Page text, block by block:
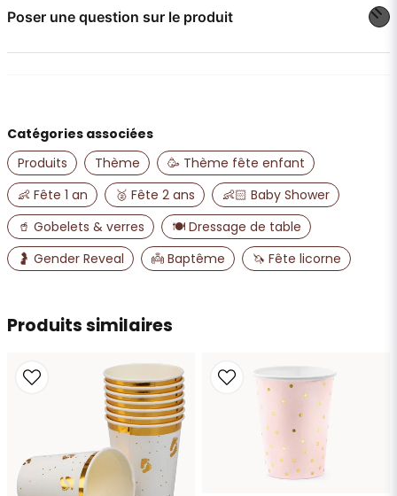
Poser une question sur le produit
name
Nom
email
Adresse e-mail
Oui, vous pouvez publier ma question
Envoyer la question
Produits similaires
Catégories associées
Produits
Thème
🥳 Thème fête enfant
👶 Fête 1 an
🥈 Fête 2 ans
👶🏻 Baby Shower
🥤 Gobelets & verres
🍽️ Dressage de table
🤰 Gender Reveal
👼 Baptême 🦄 Fête licorne